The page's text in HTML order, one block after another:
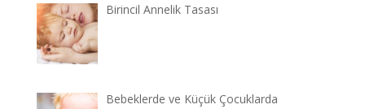
Birincil Annelik Tasası
Bebeklerde ve Küçük Çocuklarda